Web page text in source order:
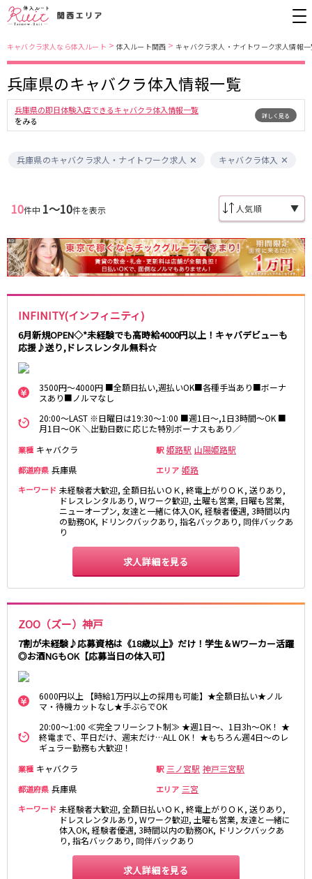
キャバクラ求人なら体入ルート > 体入ルート関西 > キャバクラ求人・ナイトワーク求人情報
兵庫県のキャバクラ体入情報一覧
兵庫県の即日体験入店できるキャバクラ体入情報一覧
をみる
詳しく見る
兵庫県のキャバクラ求人・ナイトワーク求人 キャバクラ体入
10件中 1〜10件を表示 ▼
INFINITY(インフィニティ)
6月新規OPEN◇*未経験でも高時給4000円以上！キャバデビューも
応援♪送り,ドレスレンタル無料☆
3500円～4000円 ■全額日払い,週払いOK■各種手当あり■ボーナ
スあり■ノルマなし
20:00～LAST ※日曜日は19:30～1:00 ■週1日～,1日3時間～OK ■
月1日～OK ＼出勤日数に応じた特別ボーナスもあり／
業種 キャバクラ 駅 姫路駅 山陽姫路駅
都道府県 兵庫県 エリア 姫路
キーワード 未経験者大歓迎, 全額日払いＯＫ, 終電上がりＯＫ, 送りあり,
ドレスレンタルあり, Wワーク歓迎, 土曜も営業, 日曜も営業,
ニューオープン, 友達と一緒に体入OK, 経験者優遇, 3時間以内
の勤務OK, ドリンクバックあり, 指名バックあり, 同伴バックあ
り
求人詳細を見る
ZOO（ズー）神戸
7割が未経験♪応募資格は《18歳以上》だけ！学生＆Wワーカー活躍
◎お酒NGもOK【応募当日の体入可】
6000円以上 【時給1万円以上の採用も可能】★全額日払い★ノル
マ・待機カットなし★手ぶらでOK
20:00～1:00 ≪完全フリーシフト制≫ ★週1日～、1日3h～OK！ ★
終電まで、平日だけ、週末だけ…ALL OK！ ★もちろん週4日～のレ
ギュラー勤務も大歓迎！
業種 キャバクラ 駅 三ノ宮駅 神戸三宮駅
都道府県 兵庫県 エリア 三宮
キーワード 未経験者大歓迎, 全額日払いＯＫ, 終電上がりＯＫ, 送りあり,
ドレスレンタルあり, Wワーク歓迎, 土曜も営業, 友達と一緒に
体入OK, 経験者優遇, 3時間以内の勤務OK, ドリンクバックあ
り, 指名バックあり, 同伴バックあり
求人詳細を見る
大阪市
堺東・岸和田
天満
布施・八尾
兵庫県
京都市
奈良
奈良市
橿原市
中和
滋賀県
草津
長浜
瀬田
東近江
大津・南部
和歌山市
該当求人 0件 選択した内容で設定
JR東西線
茨木駅
JR東海道本線(神戸線)(大阪～神戸)
三ノ宮駅
大阪駅
塚本駅
さくら夙川駅
大宮駅
京都河原町駅
梅田駅
南方駅
高槻市駅
上新庄駅
茨木市駅
JR奈良線
奈良駅 ＪＲ小倉駅
京阪本線
祇園四条駅
香里園駅
枚方市駅
守口市駅
Osaka Metro御堂筋線
心斎橋駅
なんば駅
梅田駅
西中島南方駅
JR紀勢本線(きのくに線)(新宮～和歌山)
和歌山駅
わかやま電鉄貴志川線
JR東海道本線(琵琶湖線)(米原～京都)
石山駅
南草津駅